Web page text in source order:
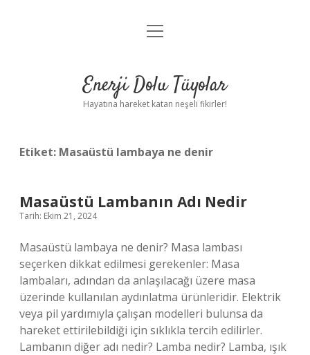
Anasayfa
Yasal Uyarı
menüyü
Enerji Dolu Tüyolar
Hayatına hareket katan neşeli fikirler!
Etiket: Masaüstü lambaya ne denir
Masaüstü Lambanın Adı Nedir
Tarih: Ekim 21, 2024
Masaüstü lambaya ne denir? Masa lambası
seçerken dikkat edilmesi gerekenler: Masa
lambaları, adından da anlaşılacağı üzere masa
üzerinde kullanılan aydınlatma ürünleridir. Elektrik
veya pil yardımıyla çalışan modelleri bulunsa da
hareket ettirilebildiği için sıklıkla tercih edilirler.
Lambanın diğer adı nedir? Lamba nedir? Lamba, ışık